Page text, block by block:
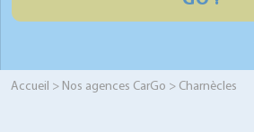
Accueil > Nos agences CarGo > Charnècles